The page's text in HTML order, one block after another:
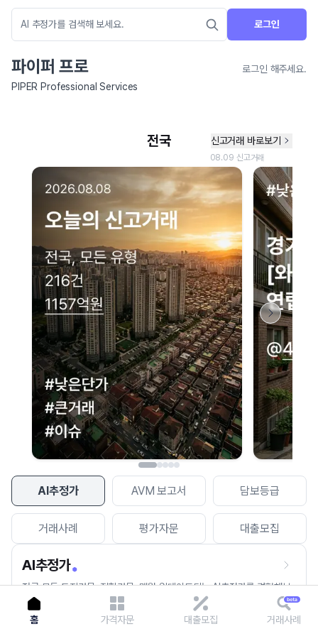
로그인
파이퍼 프로
로그인 해주세요.
PIPER Professional Services
AI추정가 AVM 보고서 담보등급
거래사례 평가자문 대출모집
AI추정가
전국 모든 토지건물, 집합건물, 매월 업데이트되는 AI추정가를 경험해보
세요.
네이버 지도 연결 안내
현재 네이버 지도 연결이 원활하지 않아 지도를 불러올 수 없습니다.
이용에 불편을 드려 죄송합니다.
다시 시도
홈 가격자문 대출모집 거래사례